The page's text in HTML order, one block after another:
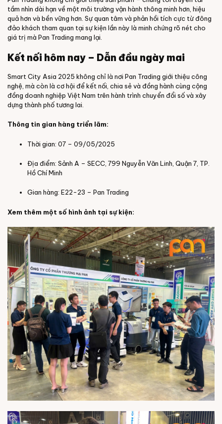
tầm nhìn dài hạn về một môi trường vận hành thông minh hơn, hiệu
quả hơn và bền vững hơn. Sự quan tâm và phản hồi tích cực từ đông
đảo khách tham quan tại sự kiện lần này là minh chứng rõ nét cho
giá trị mà Pan Trading mang lại.
Kết nối hôm nay – Dẫn đầu ngày mai
Smart City Asia 2025 không chỉ là nơi Pan Trading giới thiệu công
nghệ, mà còn là cơ hội để kết nối, chia sẻ và đồng hành cùng cộng
đồng doanh nghiệp Việt Nam trên hành trình chuyển đổi số và xây
dựng thành phố tương lai.
Thông tin gian hàng triển lãm:
Thời gian: 07 – 09/05/2025
Địa điểm: Sảnh A – SECC, 799 Nguyễn Văn Linh, Quận 7, TP.
Hồ Chí Minh
Gian hàng: E22-23 – Pan Trading
Xem thêm một số hình ảnh tại sự kiện: